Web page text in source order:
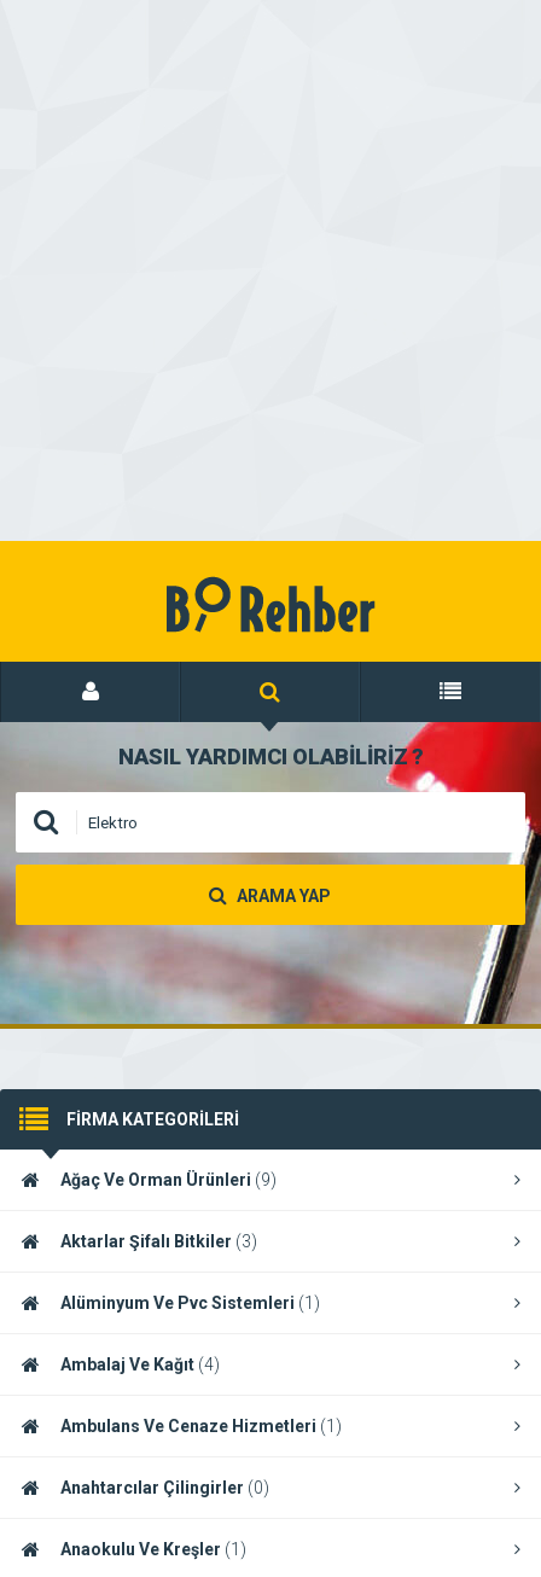
NASIL YARDIMCI OLABİLİRİZ?
ARAMA YAP
FİRMA KATEGORİLERİ
Ağaç Ve Orman Ürünleri (9)
Aktarlar Şifalı Bitkiler (3)
Alüminyum Ve Pvc Sistemleri (1)
Ambalaj Ve Kağıt (4)
Ambulans Ve Cenaze Hizmetleri (1)
Anahtarcılar Çilingirler (0)
Anaokulu Ve Kreşler (1)